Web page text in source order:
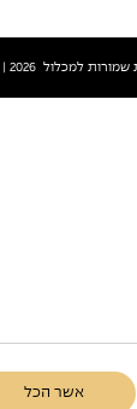
למכלול 2026 |
אשר הכל